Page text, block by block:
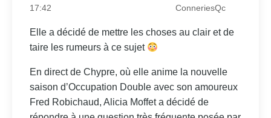
17:42
ConneriesQc
Elle a décidé de mettre les choses au clair et de
taire les rumeurs à ce sujet
En direct de Chypre, où elle anime la nouvelle
saison d’Occupation Double avec son amoureux
Fred Robichaud, Alicia Moffet a décidé de